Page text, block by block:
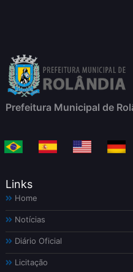
Prefeitura Municipal de
Links
Home
Notícias
Diário Oficial
Licitação